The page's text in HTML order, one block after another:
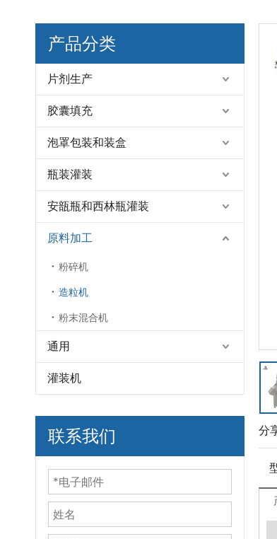
产品分类
片剂生产
胶囊填充
泡罩包装和装盒
瓶装灌装
安瓿瓶和西林瓶灌装
原料加工
粉碎机
造粒机
粉末混合机
通用
灌装机
联系我们 分